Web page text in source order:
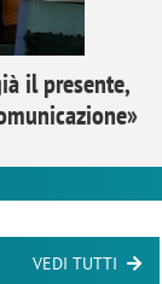
il presente,
VEDI TUTTI